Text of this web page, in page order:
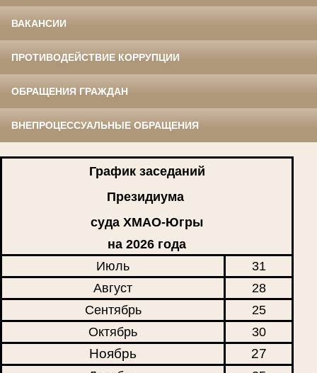
ВАКАНСИИ
ПРОТИВОДЕЙСТВИЕ КОРРУПЦИИ
ОБРАЩЕНИЯ ГРАЖДАН
ВНЕПРОЦЕССУАЛЬНЫЕ ОБРАЩЕНИЯ
График заседаний
Президиума
суда ХМАО-Югры
на 2026 года
Июль
31
Август
28
Сентябрь
25
Октябрь
30
Ноябрь 27